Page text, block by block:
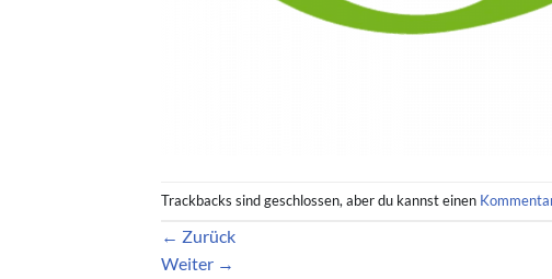
Trackbacks sind geschlossen, aber du kannst einen
← Zurück
Weiter →